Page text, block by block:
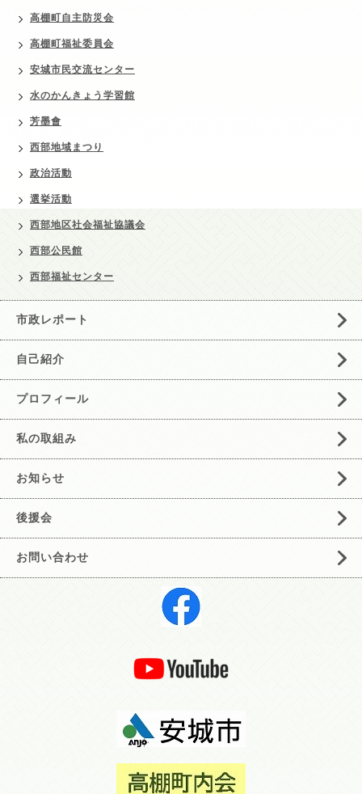
高棚町自主防災会
高棚町福祉委員会
安城市民交流センター
水のかんきょう学習館
芳墨會
西部地域まつり
政治活動
選挙活動
西部地区社会福祉協議会
西部公民館
西部福祉センター
市政レポート
自己紹介
プロフィール
私の取組み
お知らせ
後援会
お問い合わせ